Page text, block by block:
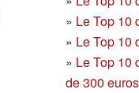
» Le Top 10
» Le Top 10
» Le Top 10
de 300 euros